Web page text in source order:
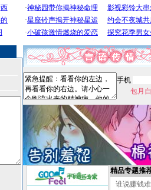
手机
包月
精品专题推
谁说赚钱